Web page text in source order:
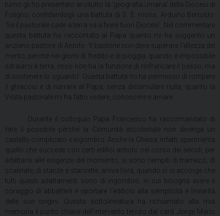
turno gli ho presentato anzitutto la ‘geografia umana’ della Diocesi di
Foligno, confidandogli una battuta di S. E. mons. Arduino Bertoldo:
‘Se il pastorale cade a terra va a finire fuori Diocesi’. Nel commentare
questa battuta ho raccontato al Papa quanto mi ha suggerito un
anziano pastore di Annifo: ‘Il bastone non deve superare l’altezza del
mento, perché nei giorni di freddo e di pioggia, quando è impossibile
sdraiarsi a terra, esso non ha la funzione di rinfrancare il passo, ma
di sostenere lo sguardo’. Questa battuta mi ha permesso di rompere
il ghiaccio e di narrare al Papa, senza dissimulare nulla, quanto la
Visita pastorale mi ha fatto vedere, conoscere e amare.
Durante il colloquio Papa Francesco ha raccomandato di
fare il possibile perché la Comunità eccclesiale non divenga un
castello complicato e ingombro. Anche la Chiesa, infatti, sperimenta
quello che succede con certi edifici antichi: nel corso dei secoli, per
adattarsi alle esigenze del momento, si sono riempiti di tramezzi, di
scalinate, di stanze e stanzette; arriva l’ora, quando ci si accorge che
tutti questi adattamenti sono di ingombro, in cui bisogna avere il
coraggio di abbatterli e riportare l’edificio alla semplicità e linearità
delle sue origini. Questa sottolineatura ha richiamato alla mia
memoria il punto chiave dell’intervento tenuto dal card. Jorge Mario